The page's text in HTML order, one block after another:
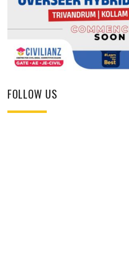
FOLLOW US